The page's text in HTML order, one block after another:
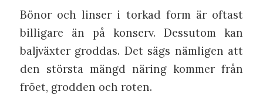
Bönor och linser i torkad form är oftast
billigare än på konserv. Dessutom kan
baljväxter groddas. Det sägs nämligen att
den största mängd näring kommer från
fröet, grodden och roten.